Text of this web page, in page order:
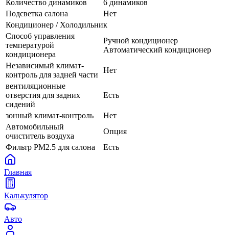
Количество динамиков
6 динамиков
Подсветка салона
Нет
Кондиционер / Холодильник
Способ управления
температурой
кондиционера
Ручной кондиционер
Автоматический кондиционер
Независимый климат-
контроль для задней части
Нет
вентиляционные
отверстия для задних
сидений
Есть
зонный климат-контроль
Нет
Автомобильный
очиститель воздуха
Опция
Фильтр PM2.5 для салона
Есть
Главная
Калькулятор
Авто